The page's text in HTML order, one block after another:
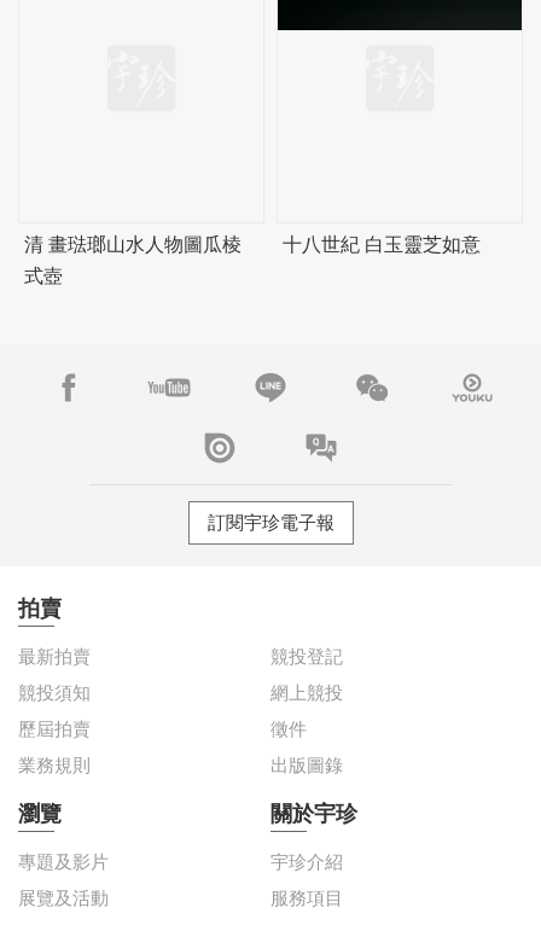
清 畫琺瑯山水人物圖瓜棱
式壺
十八世紀 白玉靈芝如意
訂閱宇珍電子報
拍賣
最新拍賣
競投登記
競投須知
網上競投
歷屆拍賣
徵件
業務規則
出版圖錄
瀏覽
專題及影片
展覽及活動
關於宇珍
宇珍介紹
服務項目